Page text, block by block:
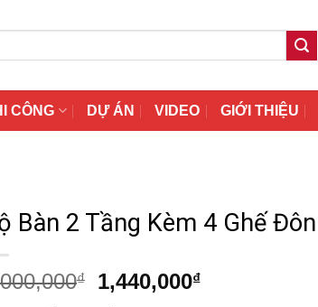
CÔNG DỰ ÁN VIDEO GIỚI THIỆU
Bàn 2 Tầng Kèm 4 Ghế Đôn
₫
Giá
1,440,000₫Giá